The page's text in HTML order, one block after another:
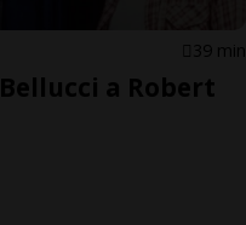
39 min
a Robert